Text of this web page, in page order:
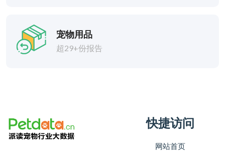
宠物用品
超29+份报告
快捷访问
网站首页